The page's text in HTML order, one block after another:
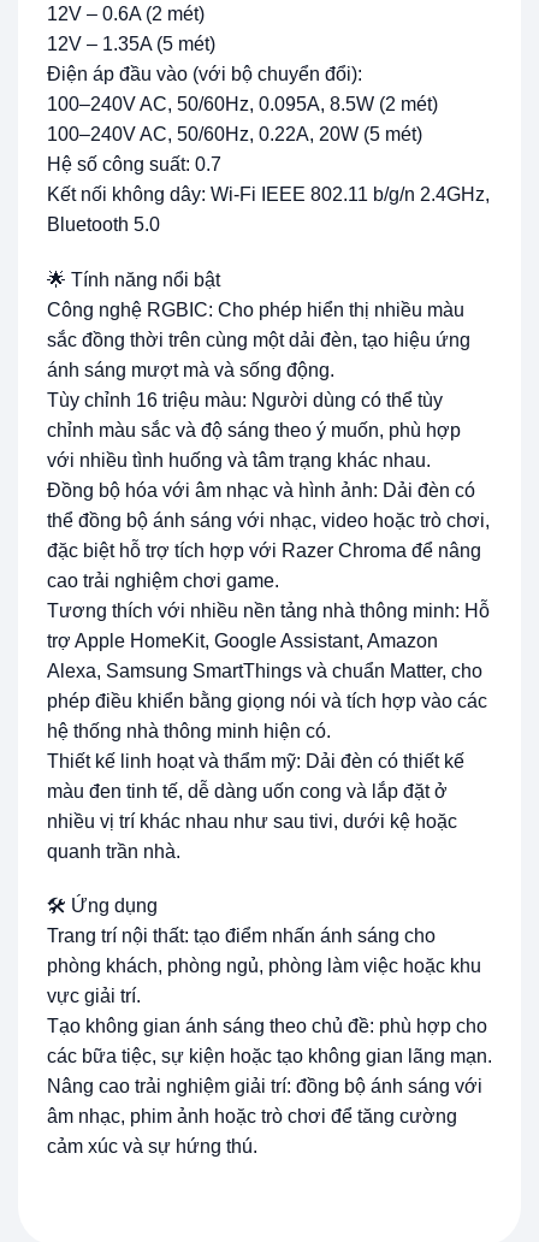
12V – 0.6A (2 mét)
12V – 1.35A (5 mét)
Điện áp đầu vào (với bộ chuyển đổi):
100–240V AC, 50/60Hz, 0.095A, 8.5W (2 mét)
100–240V AC, 50/60Hz, 0.22A, 20W (5 mét)
Hệ số công suất: 0.7
Kết nối không dây: Wi-Fi IEEE 802.11 b/g/n 2.4GHz,
Bluetooth 5.0
🌟 Tính năng nổi bật
Công nghệ RGBIC: Cho phép hiển thị nhiều màu
sắc đồng thời trên cùng một dải đèn, tạo hiệu ứng
ánh sáng mượt mà và sống động.
Tùy chỉnh 16 triệu màu: Người dùng có thể tùy
chỉnh màu sắc và độ sáng theo ý muốn, phù hợp
với nhiều tình huống và tâm trạng khác nhau.
Đồng bộ hóa với âm nhạc và hình ảnh: Dải đèn có
thể đồng bộ ánh sáng với nhạc, video hoặc trò chơi,
đặc biệt hỗ trợ tích hợp với Razer Chroma để nâng
cao trải nghiệm chơi game.
Tương thích với nhiều nền tảng nhà thông minh: Hỗ
trợ Apple HomeKit, Google Assistant, Amazon
Alexa, Samsung SmartThings và chuẩn Matter, cho
phép điều khiển bằng giọng nói và tích hợp vào các
hệ thống nhà thông minh hiện có.
Thiết kế linh hoạt và thẩm mỹ: Dải đèn có thiết kế
màu đen tinh tế, dễ dàng uốn cong và lắp đặt ở
nhiều vị trí khác nhau như sau tivi, dưới kệ hoặc
quanh trần nhà.
🛠️ Ứng dụng
Trang trí nội thất: tạo điểm nhấn ánh sáng cho
phòng khách, phòng ngủ, phòng làm việc hoặc khu
vực giải trí.
Tạo không gian ánh sáng theo chủ đề: phù hợp cho
các bữa tiệc, sự kiện hoặc tạo không gian lãng mạn.
Nâng cao trải nghiệm giải trí: đồng bộ ánh sáng với
âm nhạc, phim ảnh hoặc trò chơi để tăng cường
cảm xúc và sự hứng thú.